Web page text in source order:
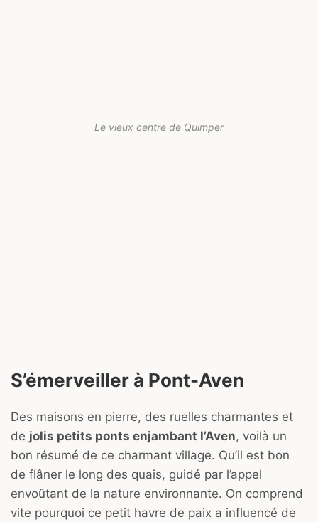
Le vieux centre de Quimper
S’émerveiller à Pont-Aven
Des maisons en pierre, des ruelles charmantes et
de jolis petits ponts enjambant l’Aven, voilà un
bon résumé de ce charmant village. Qu’il est bon
de flâner le long des quais, guidé par l’appel
envoûtant de la nature environnante. On comprend
vite pourquoi ce petit havre de paix a influencé de